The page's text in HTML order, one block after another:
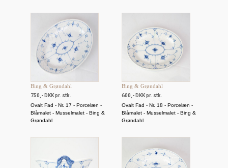
Bing & Grøndahl
750,- DKK pr. stk.
Ovalt Fad - Nr. 17 - Porcelæn -
Blåmalet - Musselmalet - Bing &
Grøndahl
Bing & Grøndahl
600,- DKK pr. stk.
Ovalt Fad - Nr. 18 - Porcelæn -
Blåmalet - Musselmalet - Bing &
Grøndahl